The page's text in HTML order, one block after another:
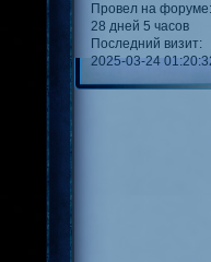
Провел на форуме:
28 дней 5 часов
Последний визит:
2025-03-24